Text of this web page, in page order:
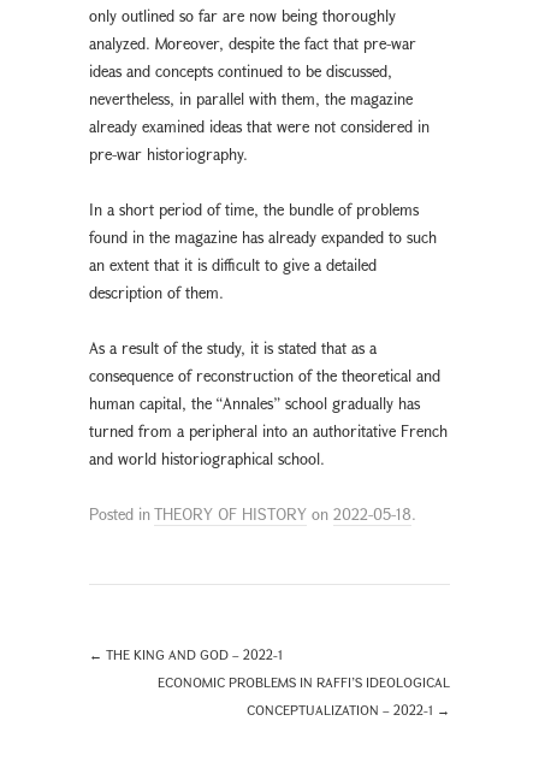
only outlined so far are now being thoroughly
analyzed. Moreover, despite the fact that pre-war
ideas and concepts continued to be discussed,
nevertheless, in parallel with them, the magazine
already examined ideas that were not considered in
pre-war historiography.
In a short period of time, the bundle of problems
found in the magazine has already expanded to such
an extent that it is difficult to give a detailed
description of them.
As a result of the study, it is stated that as a
consequence of reconstruction of the theoretical and
human capital, the “Annales” school gradually has
turned from a peripheral into an authoritative French
and world historiographical school.
Posted inTHEORY OF HISTORY on 2022-05-18.
← THE KING AND GOD – 2022-1
ECONOMIC PROBLEMS IN RAFFI’S IDEOLOGICAL
CONCEPTUALIZATION – 2022-1 →